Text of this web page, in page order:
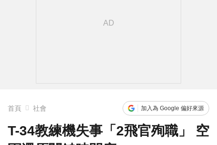
首頁 社會 加入為 Google 偏好來源
T-34教練機失事「2飛官殉職」 空